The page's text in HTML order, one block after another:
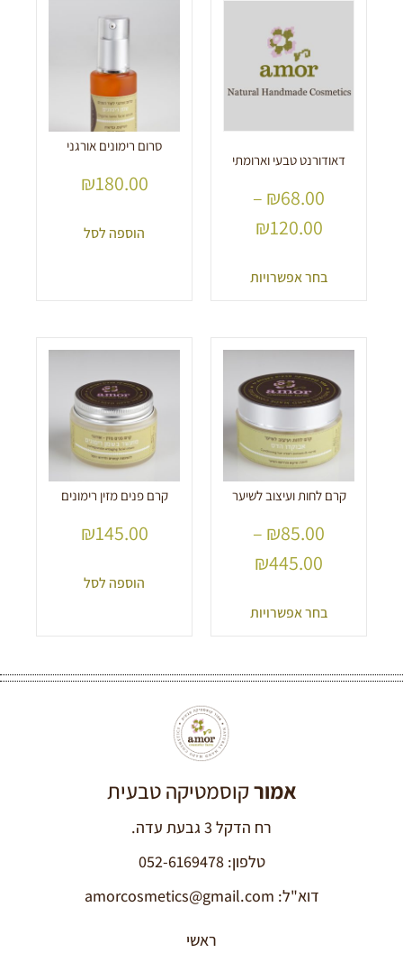
דאודורנט טבעי וארומתי
₪68.00
–
₪120.00
בחר אפשרויות
סרום רימונים אורגני
₪180.00
הוספה לסל
קרם לחות ועיצוב לשיער
₪85.00
–
₪445.00
בחר אפשרויות
קרם פנים מזין רימונים
₪145.00
הוספה לסל
אמורקוסמטיקה טבעית
רח הדקל 3 גבעת עדה.
טלפון: 052-6169478
דוא"ל: amorcosmetics@gmail.com
ראשי